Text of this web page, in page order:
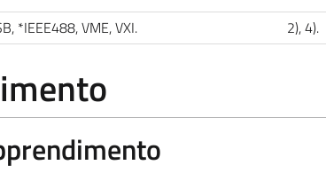
*IEEE488, VME, VXI. 2), 4).